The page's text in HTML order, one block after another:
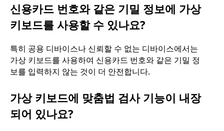
신용카드 번호와 같은 기밀 정보에 가상
키보드를 사용할 수 있나요?
특히 공용 디바이스나 신뢰할 수 없는 디바이스에서는
가상 키보드를 사용하여 신용카드 번호와 같은 기밀 정
보를 입력하지 않는 것이 더 안전합니다.
가상 키보드에 맞춤법 검사 기능이 내장
되어 있나요?